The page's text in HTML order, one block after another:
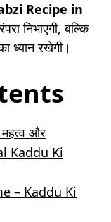
Recipe in
निभाएगी, बल्कि
ध्यान रखेगी।
महत्व और
Kaddu Ki
– Kaddu Ki